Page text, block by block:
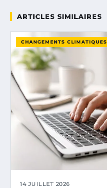
ARTICLES SIMILAIRES
CHANGEMENTS CLIMATIQUES
14 JUILLET 2026